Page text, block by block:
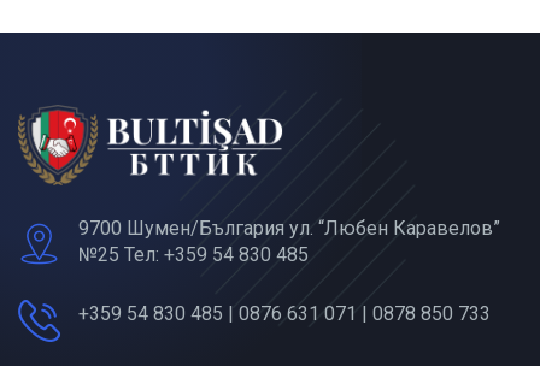
9700 Шумен/България ул. “Любен Каравелов”
№25 Тел: +359 54 830 485
+359 54 830 485 | 0876 631 071 | 0878 850 733